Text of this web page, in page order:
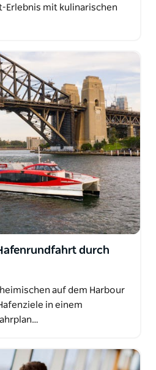
Erlebnis mit kulinarischen
durch
auf dem Harbour
in einem